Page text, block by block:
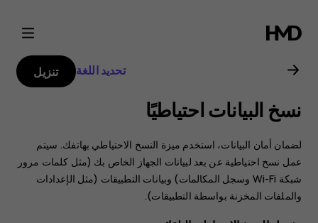
دليل
مستخدم
هاتف
Nokia
8.1
تحديد اللغة تنزيل
نسخ البيانات احتياطيًا
لضمان أمان البيانات، استخدم ميزة النسخ الاحتياطي بهاتفك. سيتم
عمل نسخ احتياطية عن بعد لبيانات الجهاز الخاص بك (مثل كلمات مرور
شبكة Wi-Fi وسجل المكالمات) وبيانات التطبيقات (مثل الإعدادات
والملفات المخزنة بواسطة التطبيقات).